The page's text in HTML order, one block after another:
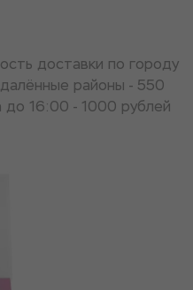
доставки по городу
районы - 550
до 16:00 - 1000 рублей